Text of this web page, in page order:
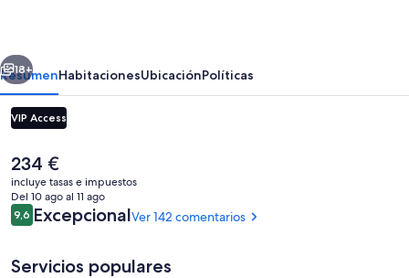
Siguiente
18+
ResumenHabitacionesUbicaciónPolíticas
VIP Access
El
precio
actual
es
de
234 €
incluye tasas e impuestos
Del 10 ago al 11 ago
Comentarios
9,69,6 de 10
ExcepcionalVer 142 comentarios
Servicios populares